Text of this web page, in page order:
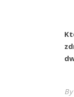
By